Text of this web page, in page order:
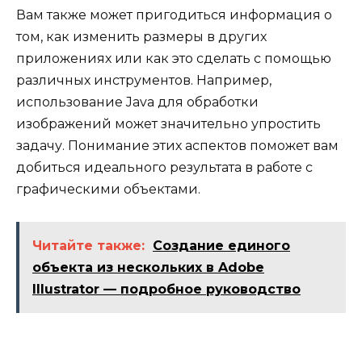
Вам также может пригодиться информация о
том, как изменить размеры в других
приложениях или как это сделать с помощью
различных инструментов. Например,
использование Java для обработки
изображений может значительно упростить
задачу. Понимание этих аспектов поможет вам
добиться идеального результата в работе с
графическими объектами.
Читайте также: Создание единого
объекта из нескольких в Adobe
Illustrator — подробное руководство